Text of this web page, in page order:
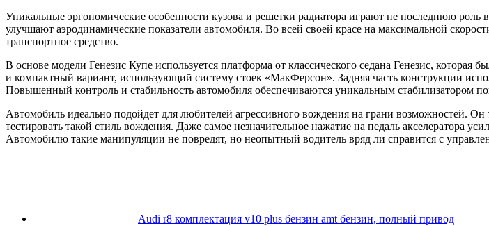
Уникальные эргономические особенности кузова и решетки радиатора играют не последнюю
улучшают аэродинамические показатели автомобиля. Во всей своей красе на максимальной
транспортное средство.
В основе модели Генезис Купе используется платформа от классического седана Генезис,
и компактный вариант, использующий систему стоек «МакФерсон». Задняя часть конструкции
Повышенный контроль и стабильность автомобиля обеспечиваются уникальным стабилизатором
Автомобиль идеально подойдет для любителей агрессивного вождения на грани возможностей.
тестировать такой стиль вождения. Даже самое незначительное нажатие на педаль акселератора
Автомобилю такие манипуляции не повредят, но неопытный водитель вряд ли справится с
Audi r8 комплектация v10 plus бензин amt бензин, полный привод